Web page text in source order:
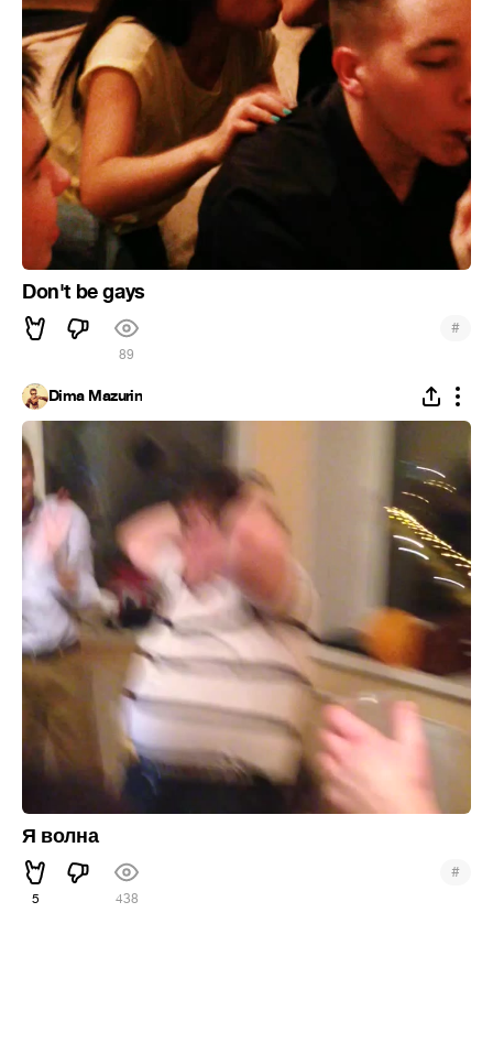
Don't be gays
89
#
Dima Mazurin
Я волна
5 438
#